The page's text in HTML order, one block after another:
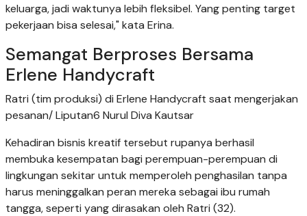
keluarga, jadi waktunya lebih fleksibel. Yang penting target
pekerjaan bisa selesai," kata Erina.
Semangat Berproses Bersama
Erlene Handycraft
Ratri (tim produksi) di Erlene Handycraft saat mengerjakan
pesanan/ Liputan6 Nurul Diva Kautsar
Kehadiran bisnis kreatif tersebut rupanya berhasil
membuka kesempatan bagi perempuan-perempuan di
lingkungan sekitar untuk memperoleh penghasilan tanpa
harus meninggalkan peran mereka sebagai ibu rumah
tangga, seperti yang dirasakan oleh Ratri (32).